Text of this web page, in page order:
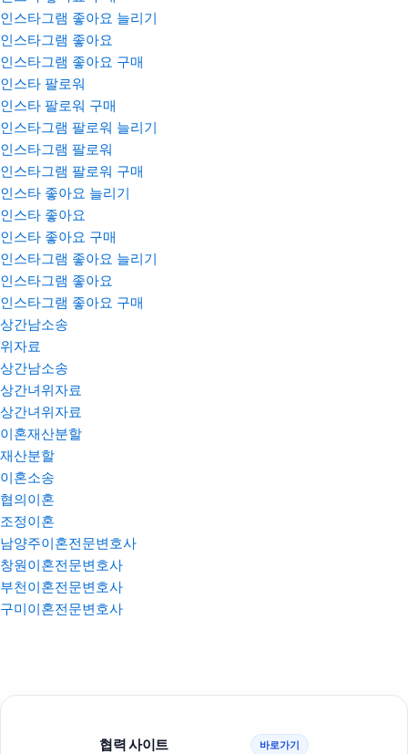
인스타그램 좋아요 늘리기
인스타그램 좋아요
인스타그램 좋아요 구매
인스타 팔로워
인스타 팔로워 구매
인스타그램 팔로워 늘리기
인스타그램 팔로워
인스타그램 팔로워 구매
인스타 좋아요 늘리기
인스타 좋아요
인스타 좋아요 구매
인스타그램 좋아요 늘리기
인스타그램 좋아요
인스타그램 좋아요 구매
상간남소송
위자료
상간남소송
상간녀위자료
상간녀위자료
이혼재산분할
재산분할
이혼소송
협의이혼
조정이혼
남양주이혼전문변호사
창원이혼전문변호사
부천이혼전문변호사
구미이혼전문변호사
협력 사이트 바로가기